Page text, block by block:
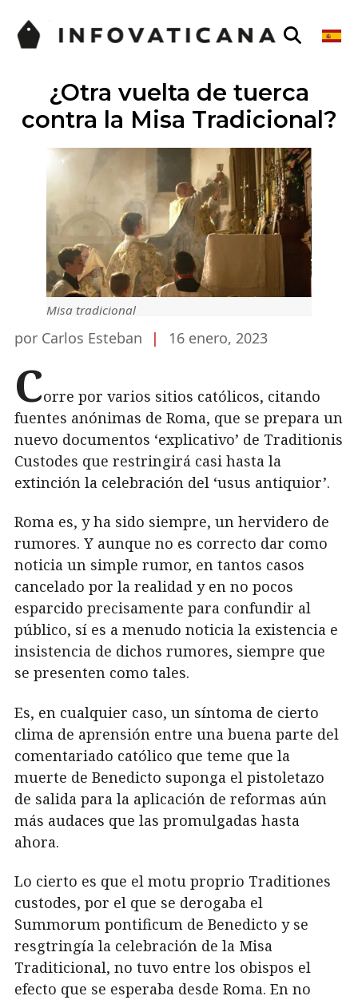
¿Otra vuelta de tuerca
contra la Misa Tradicional?
Misa tradicional
por Carlos Esteban | 16 enero, 2023
Corre por varios sitios católicos, citando
fuentes anónimas de Roma, que se prepara un
nuevo documentos ‘explicativo’ de Traditionis
Custodes que restringirá casi hasta la
extinción la celebración del ‘usus antiquior’.
Roma es, y ha sido siempre, un hervidero de
rumores. Y aunque no es correcto dar como
noticia un simple rumor, en tantos casos
cancelado por la realidad y en no pocos
esparcido precisamente para confundir al
público, sí es a menudo noticia la existencia e
insistencia de dichos rumores, siempre que
se presenten como tales.
Es, en cualquier caso, un síntoma de cierto
clima de aprensión entre una buena parte del
comentariado católico que teme que la
muerte de Benedicto suponga el pistoletazo
de salida para la aplicación de reformas aún
más audaces que las promulgadas hasta
ahora.
Lo cierto es que el motu proprio Traditiones
custodes, por el que se derogaba el
Summorum pontificum de Benedicto y se
resgtringía la celebración de la Misa
Traditicional, no tuvo entre los obispos el
efecto que se esperaba desde Roma. En no